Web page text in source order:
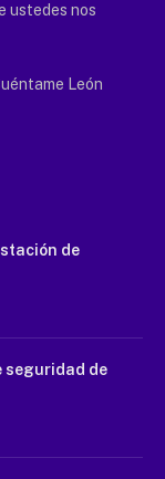
ustedes nos
León
de
seguridad de